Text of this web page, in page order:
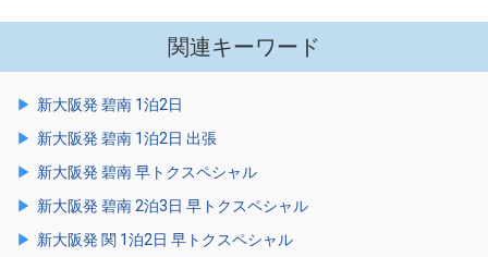
関連キーワード
新大阪発 碧南 1泊2日
新大阪発 碧南 1泊2日 出張
新大阪発 碧南 早トクスペシャル
新大阪発 碧南 2泊3日 早トクスペシャル
新大阪発 関 1泊2日 早トクスペシャル